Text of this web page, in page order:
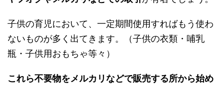
子供の育児において、一定期間使用すればもう使わ
ないものが多く出てきます。（子供の衣類・哺乳
瓶・子供用おもちゃ等々）
これら不要物をメルカリなどで販売する所から始め